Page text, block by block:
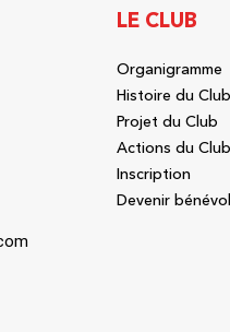
LE CLUB
Organigramme
Histoire du Club
Projet du Club
Actions du Club
Inscription
Devenir